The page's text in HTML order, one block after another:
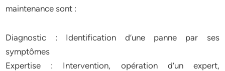
maintenance sont :
Diagnostic : Identification d’une panne par ses
symptômes
Expertise : Intervention, opération d’un expert,